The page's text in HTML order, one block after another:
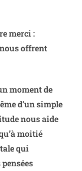
merci :
offrent
moment de
d’un simple
nous aide
moitié
qui